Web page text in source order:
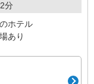
分
ホテル
あり